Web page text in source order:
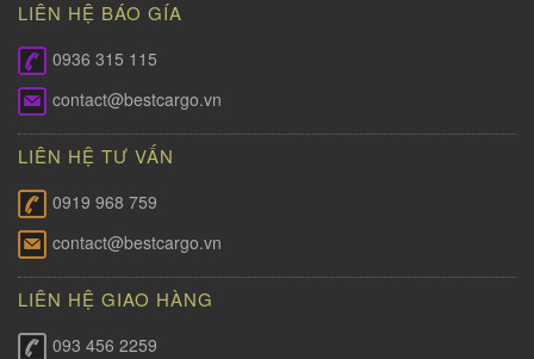
LIÊN HỆ BÁO GÍA
0936 315 115
contact@bestcargo.vn
LIÊN HỆ TƯ VẤN
0919 968 759
contact@bestcargo.vn
LIÊN HỆ GIAO HÀNG
093 456 2259